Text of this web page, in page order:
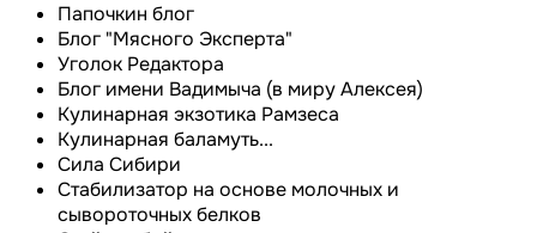
Папочкин блог
Блог "Мясного Эксперта"
Уголок Редактора
Блог имени Вадимыча (в миру Алексея)
Кулинарная экзотика Рамзеса
Кулинарная баламуть...
Сила Сибири
Cтабилизатор на основе молочных и
сывороточных белков